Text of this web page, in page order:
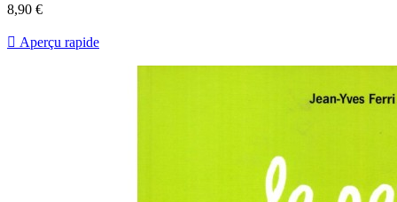
Prix
8,90 €
 Aperçu rapide